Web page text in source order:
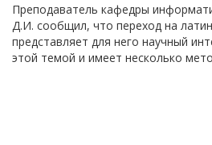
Преподаватель кафедры
Д.И. сообщил, что переход на
представляет для него научный
этой темой и имеет несколько